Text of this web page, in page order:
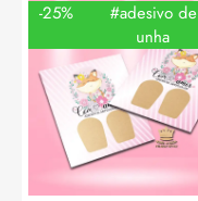
-25%
#adesivo de
unha